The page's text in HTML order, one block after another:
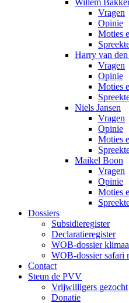
Willem
Vragen
Opinie
Moties
Harry van
Vragen
Opinie
Moties
Niels Jansen
Vragen
Opinie
Moties
Maikel Boon
Vragen
Opinie
Moties
Dossiers
Subsidieregister
Declaratieregister
WOB-dossier
WOB-dossier safari
Contact
Steun de PVV
Vrijwilligers gezocht
Donatie